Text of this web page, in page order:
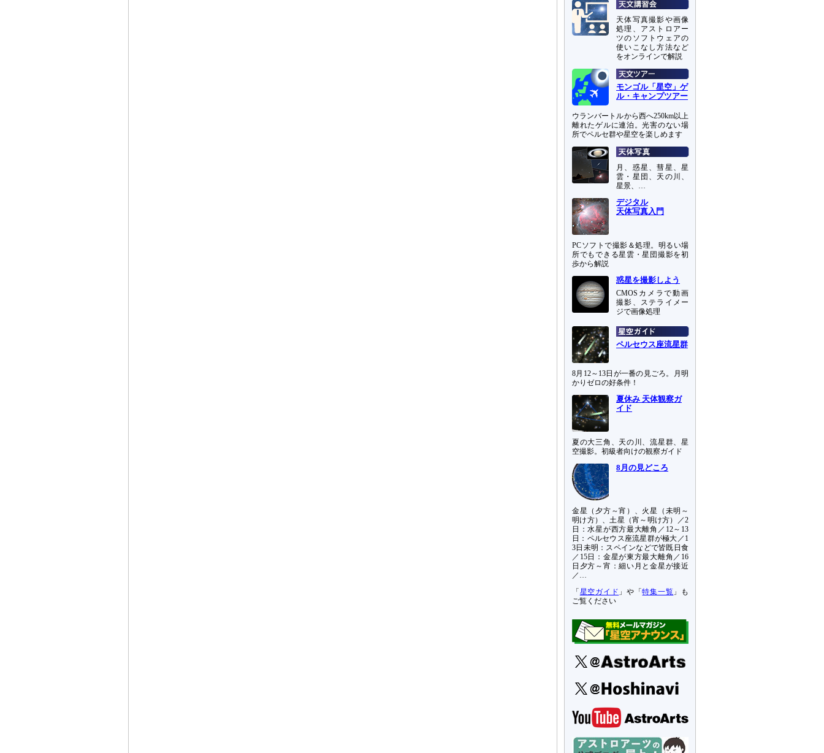
天体写真撮影や画像
処理、アストロアー
ツのソフトウェアの
使いこなし方法など
をオンラインで解説
モンゴル「星空」ゲ
ル・キャンプツアー
ウランバートルから西へ250km以上
離れたゲルに連泊。光害のない場
所でペルセ群や星空を楽しめます
月、惑星、彗星、星
雲・星団、天の川、
星景、…
デジタル
天体写真入門
PCソフトで撮影＆処理。明るい場
所でもできる星雲・星団撮影を初
歩から解説
惑星を撮影しよう
CMOSカメラで動画
撮影、ステライメー
ジで画像処理
ペルセウス座流星群
8月12～13日が一番の見ごろ。月明
かりゼロの好条件！
夏休み 天体観察ガ
イド
夏の大三角、天の川、流星群、星
空撮影。初級者向けの観察ガイド
8月の見どころ
金星（夕方～宵）、火星（未明～
明け方）、土星（宵～明け方）／2
日：水星が西方最大離角／12～13
日：ペルセウス座流星群が極大／1
3日未明：スペインなどで皆既日食
／15日：金星が東方最大離角／16
日夕方～宵：細い月と金星が接近
／…
「 星空ガイド 」や「特集一覧 」も
ご覧ください